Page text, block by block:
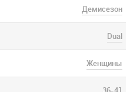
Демисезон
Dual
Женщины